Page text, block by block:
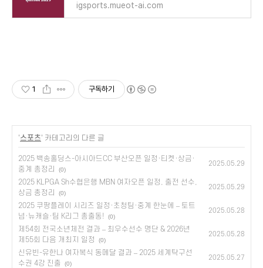
igsports.mueot-ai.com
1 구독하기
'스포츠' 카테고리의 다른 글
2025 백송홀딩스-아시아드CC 부산오픈 일정·티켓·상금·
중계 총정리
(0)
2025.05.29
2025 KLPGA Sh수협은행 MBN 여자오픈 일정, 출전 선수,
상금 총정리
(0)
2025.05.29
2025 쿠팡플레이 시리즈 일정·초청팀·중계 한눈에 – 토트
넘·뉴캐슬·팀 K리그 총출동!
(0)
2025.05.28
제54회 전국소년체전 결과 – 최우수선수 명단 & 2026년
제55회 다음 개최지 일정
(0)
2025.05.28
신유빈-유한나 여자복식 동메달 결과 – 2025 세계탁구선
수권 4강 진출
(0)
2025.05.27